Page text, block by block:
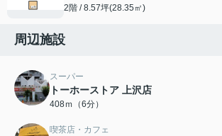
2階 / 8.57坪(28.35㎡)
周辺施設
スーパー
トーホーストア 上沢店
408ｍ（6分）
喫茶店・カフェ